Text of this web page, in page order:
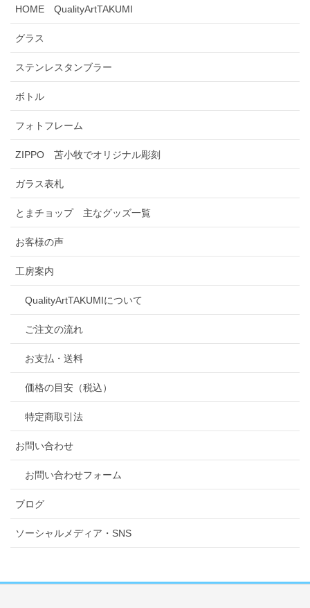
HOME QualityArtTAKUMI
グラス
ステンレスタンブラー
ボトル
フォトフレーム
ZIPPO 苫小牧でオリジナル彫刻
ガラス表札
とまチョップ 主なグッズ一覧
お客様の声
工房案内
QualityArtTAKUMIについて
ご注文の流れ
お支払・送料
価格の目安（税込）
特定商取引法
お問い合わせ
お問い合わせフォーム
ブログ
ソーシャルメディア・SNS